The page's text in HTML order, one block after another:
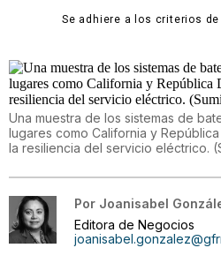
Se adhiere a los criterios de
Una muestra de los sistemas de
lugares como California y
la resiliencia del servicio eléctrico.
Por Joanisabel
Editora de Negocios